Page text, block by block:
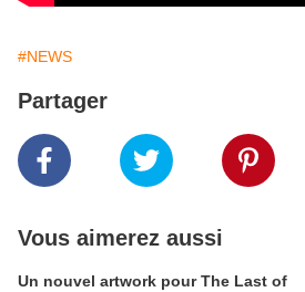
#NEWS
Partager
Vous aimerez aussi
Un nouvel artwork pour The Last of